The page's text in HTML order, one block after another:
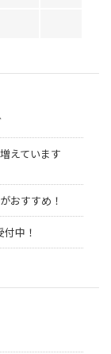
えています
おすすめ！
中！